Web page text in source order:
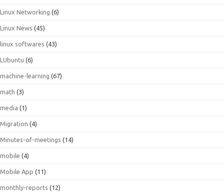
Linux Networking (6)
Linux News (45)
linux softwares (43)
LUbuntu (6)
machine-learning (67)
math (3)
media (1)
Migration (4)
Minutes-of-meetings (14)
mobile (4)
Mobile App (11)
monthly-reports (12)